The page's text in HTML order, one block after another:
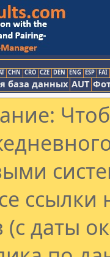
CHN CRO CZE DEN ENG ESP FAI
база данных AUT
(с даты